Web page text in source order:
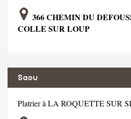
366 CHEMIN DU
COLLE SUR LOUP
Saou
Platrier à LA ROQUETTE SUR